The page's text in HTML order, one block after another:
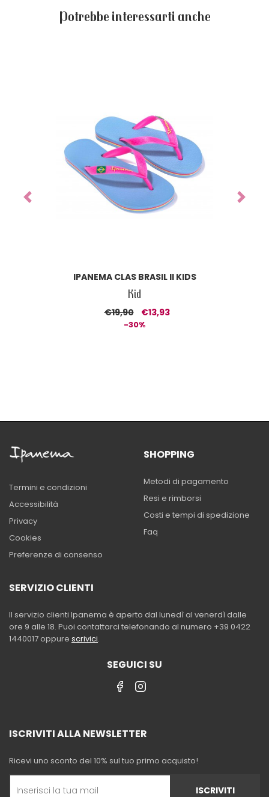
Potrebbe interessarti anche
IPANEMA CLAS BRASIL II KIDS
Kid
€19,90 €13,93
-30%
Previous Next
Termini e condizioni
Accessibilità
Privacy
Cookies
Preferenze di consenso
SHOPPING
Metodi di pagamento
Resi e rimborsi
Costi e tempi di spedizione
Faq
SERVIZIO CLIENTI
Il servizio clienti Ipanema è aperto dal lunedì al venerdì dalle
ore 9 alle 18. Puoi contattarci telefonando al numero +39 0422
1440017 oppure scrivici.
SEGUICI SU
ISCRIVITI ALLA NEWSLETTER
Ricevi uno sconto del 10% sul tuo primo acquisto!
ISCRIVITI